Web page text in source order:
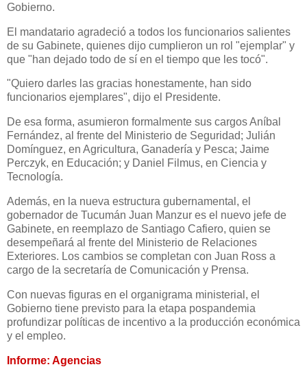
Gobierno.
El mandatario agradeció a todos los funcionarios salientes
de su Gabinete, quienes dijo cumplieron un rol "ejemplar" y
que "han dejado todo de sí en el tiempo que les tocó".
"Quiero darles las gracias honestamente, han sido
funcionarios ejemplares", dijo el Presidente.
De esa forma, asumieron formalmente sus cargos Aníbal
Fernández, al frente del Ministerio de Seguridad; Julián
Domínguez, en Agricultura, Ganadería y Pesca; Jaime
Perczyk, en Educación; y Daniel Filmus, en Ciencia y
Tecnología.
Además, en la nueva estructura gubernamental, el
gobernador de Tucumán Juan Manzur es el nuevo jefe de
Gabinete, en reemplazo de Santiago Cafiero, quien se
desempeñará al frente del Ministerio de Relaciones
Exteriores. Los cambios se completan con Juan Ross a
cargo de la secretaría de Comunicación y Prensa.
Con nuevas figuras en el organigrama ministerial, el
Gobierno tiene previsto para la etapa pospandemia
profundizar políticas de incentivo a la producción económica
y el empleo.
Informe: Agencias